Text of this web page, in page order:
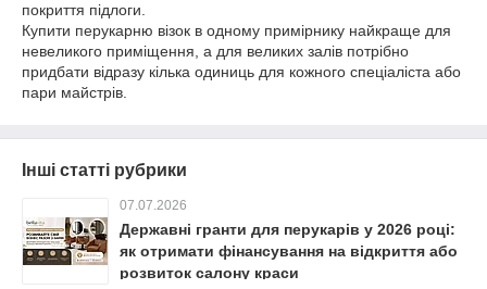
покриття підлоги.
Купити перукарню візок в одному примірнику найкраще для
невеликого приміщення, а для великих залів потрібно
придбати відразу кілька одиниць для кожного спеціаліста або
пари майстрів.
Інші статті рубрики
07.07.2026
Державні гранти для перукарів у 2026 році:
як отримати фінансування на відкриття або
розвиток салону краси